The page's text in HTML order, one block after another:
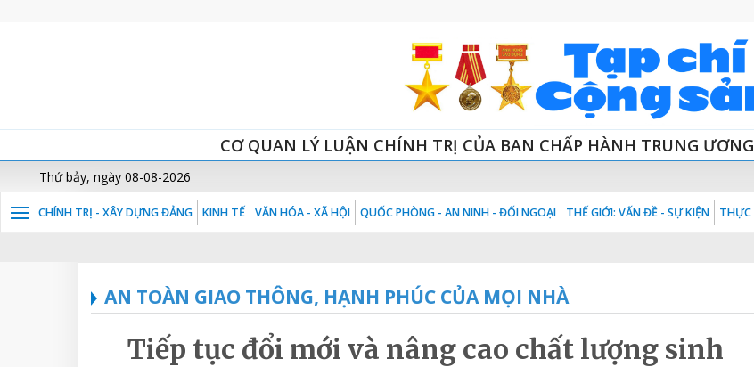
CƠ QUAN LÝ LUẬN CHÍNH TRỊ CỦA BAN CHẤP HÀNH TRUNG
Thứ bảy, ngày 08-08-2026
CHÍNH TRỊ - XÂY DỰNG ĐẢNG KINH TẾ VĂN HÓA - XÃ HỘI QUỐC PHÒNG - AN NINH - ĐỐI NGOẠI THẾ GIỚI: VẤN ĐỀ - SỰ KIỆN THỰC
AN TOÀN GIAO THÔNG, HẠNH PHÚC CỦA MỌI NHÀ
Tiếp tục đổi mới và nâng cao chất lượng sinh